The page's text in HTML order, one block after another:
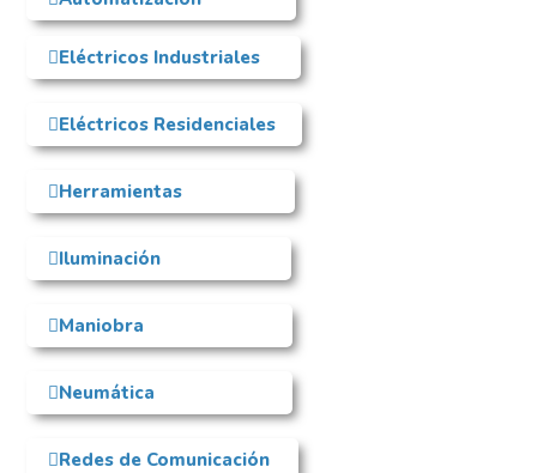
Eléctricos Industriales
Eléctricos Residenciales
Herramientas
Iluminación
Maniobra
Neumática
Redes de Comunicación